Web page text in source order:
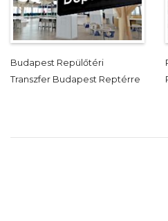
Budapest Repülőtéri
Transzfer Budapest Reptérre